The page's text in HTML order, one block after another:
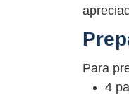
Para
4